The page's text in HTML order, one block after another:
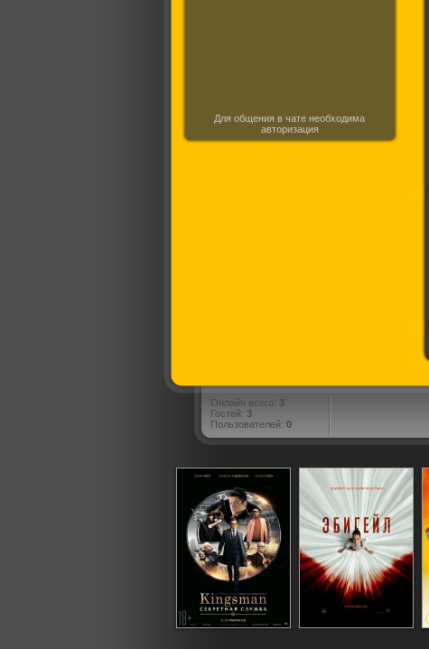
Для общения в чате необходима
авторизация
Онлайн всего: 3
Гостей: 3
Пользователей: 0